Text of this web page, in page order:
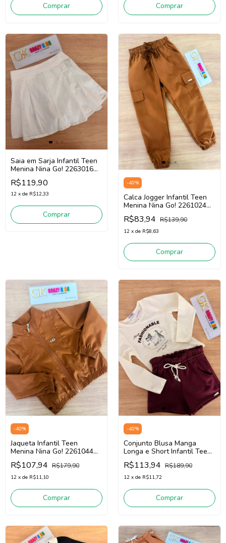
Comprar Comprar
Saia em Sarja Infantil Teen
Menina Nina Go! 2263016
(Off White)
R$119,90
12 x de R$12,33
Comprar
-40%
Calca Jogger Infantil Teen
Menina Nina Go! 2261024
(Ocre)
R$83,94 R$139,90
12 x de R$8,63
Comprar
-40%
Jaqueta Infantil Teen
Menina Nina Go! 2261044
(Ocre)
R$107,94 R$179,90
12 x de R$11,10
Comprar
-40%
Conjunto Blusa Manga
Longa e Short Infantil Teen
Menina Nina Go! 2261028
(Off White/Bordô)
R$113,94 R$189,90
12 x de R$11,72
Comprar